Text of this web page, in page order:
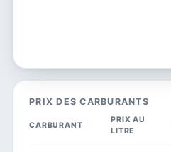
PRIX DES CARBURANTS
CARBURANT
PRIX AU
LITRE